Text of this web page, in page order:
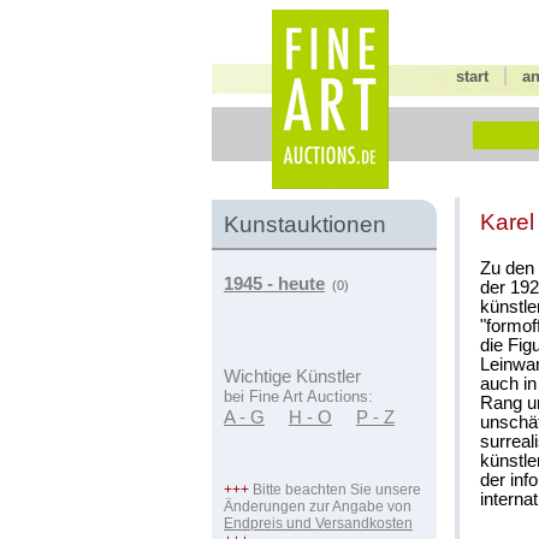
start
Kunstauktionen
1945 - heute (0)
Wichtige Künstler
bei Fine Art Auctions:
A - G H - O P - Z
+++ Bitte beachten Sie unsere
Änderungen zur Angabe von
Endpreis und Versandkosten
Zu den
der
die
auch
Rang
der